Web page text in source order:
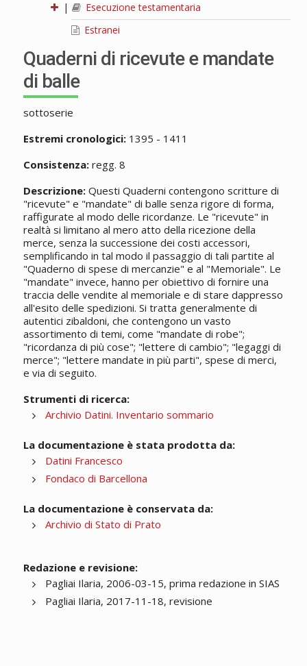
|
Esecuzione testamentaria
Estranei
Quaderni di ricevute e mandate
di balle
sottoserie
Estremi cronologici:1395 - 1411
Consistenza:regg. 8
Descrizione:Questi Quaderni contengono scritture di
"ricevute" e "mandate" di balle senza rigore di forma,
raffigurate al modo delle ricordanze. Le "ricevute" in
realtà si limitano al mero atto della ricezione della
merce, senza la successione dei costi accessori,
semplificando in tal modo il passaggio di tali partite al
"Quaderno di spese di mercanzie" e al "Memoriale". Le
"mandate" invece, hanno per obiettivo di fornire una
traccia delle vendite al memoriale e di stare dappresso
all'esito delle spedizioni. Si tratta generalmente di
autentici zibaldoni, che contengono un vasto
assortimento di temi, come "mandate di robe";
"ricordanza di più cose"; "lettere di cambio"; "legaggi di
merce"; "lettere mandate in più parti", spese di merci,
e via di seguito.
Strumenti di ricerca:
Archivio Datini. Inventario sommario
La documentazione è stata prodotta da:
Datini Francesco
Fondaco di Barcellona
La documentazione è conservata da:
Archivio di Stato di Prato
Redazione e revisione:
Pagliai Ilaria, 2006-03-15, prima redazione in SIAS
Pagliai Ilaria, 2017-11-18, revisione